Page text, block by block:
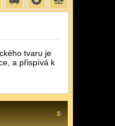
tvaru je
a přispívá k